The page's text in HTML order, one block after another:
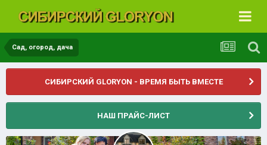
Сад, огород, дача
СИБИРСКИЙ GLORYON - ВРЕМЯ БЫТЬ ВМЕСТЕ
НАШ ПРАЙС-ЛИСТ